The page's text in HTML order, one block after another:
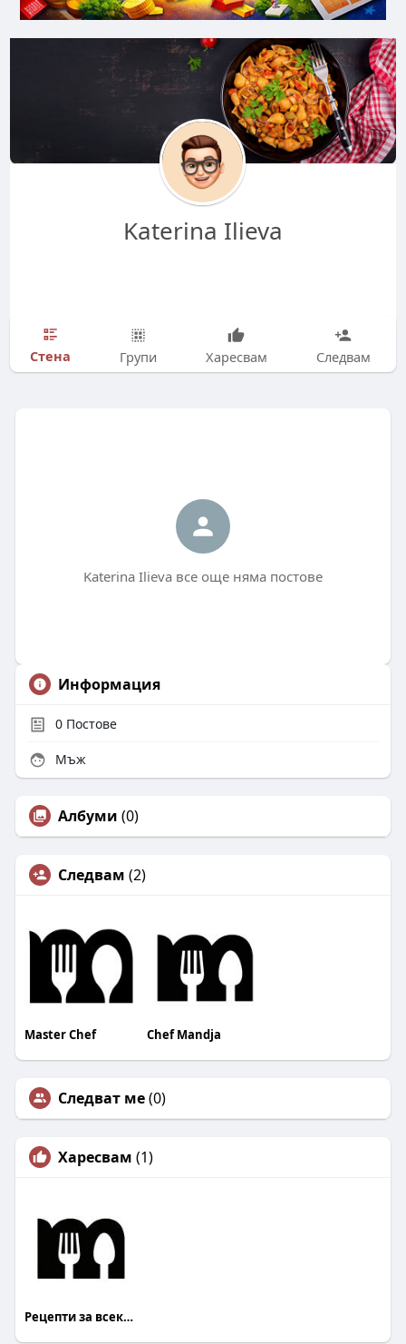
Katerina Ilieva
Стена Групи Харесвам Следвам
Katerina Ilieva все още няма постове
Информация
0Постове
Мъж
Албуми (0)
Следвам (2)
Master Chef Chef Mandja
Следват ме(0)
Харесвам (1)
Рецепти за всеки Mandja.bg